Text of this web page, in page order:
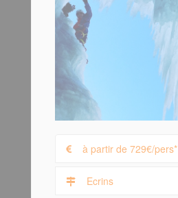
à partir de 729€/pers*
Ecrins